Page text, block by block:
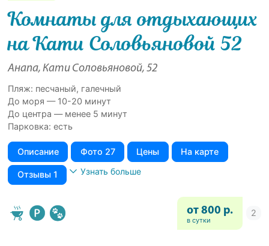
Комнаты для отдыхающих
на Кати Соловьяновой 52
Анапа, Кати Соловьяновой, 52
Пляж: песчаный, галечный
До моря — 10-20 минут
До центра — менее 5 минут
Парковка: есть
Описание Фото 27 Цены На карте
Отзывы 1 Узнать больше
от 800 р.
в сутки